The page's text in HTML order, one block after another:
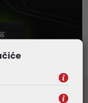
opreme